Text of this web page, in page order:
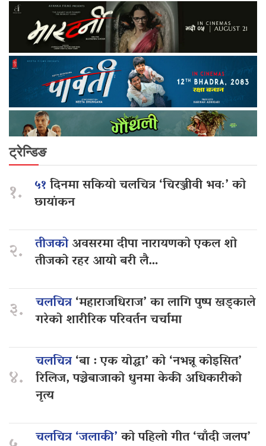
ट्रेन्डिङ
१. ५१दिनमा सकियो चलचित्र ‘चिरञ्जीवी भवः’ को
छायांकन
२. तीजकोअवसरमा दीपा नारायणको एकल शो
तीजको रहर आयो बरी लै…
३. चलचित्र‘महाराजधिराज’ का लागि पुष्प खड्काले
गरेको शारीरिक परिवर्तन चर्चामा
४.
चलचित्र‘बा : एक योद्धा’ को ‘नभन्नू कोइसित’
रिलिज, पञ्चेबाजाको धुनमा केकी अधिकारीको
नृत्य
चलचित्र ‘जलाकी’को पहिलो गीत ‘चाँदी जलप’